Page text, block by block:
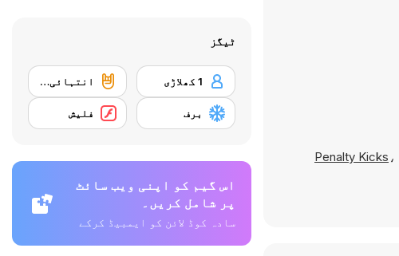
Penalty Kicks ،
ٹیگز
1 کھلاڑی انتہائی کھیل
برف فلیش
اس گیم کو اپنی ویب سائٹ
پر شامل کریں۔
سادہ کوڈ لائن کو ایمبیڈ کرکے